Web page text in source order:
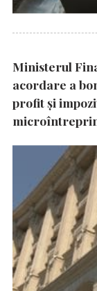
Ministerul
acordare a
profit și